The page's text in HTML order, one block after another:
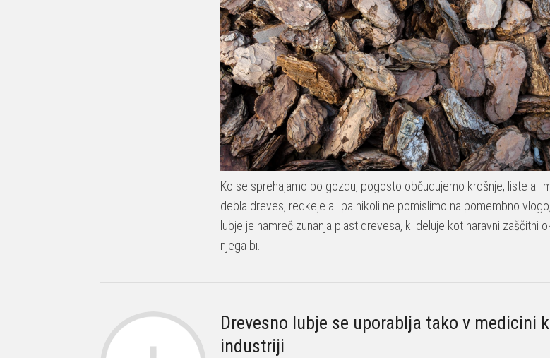
Ko se sprehajamo po gozdu, pogosto občudujemo krošnje, liste ali
debla dreves, redkeje ali pa nikoli ne pomislimo na pomembno
lubje je namreč zunanja plast drevesa, ki deluje kot naravni zaščitni
njega bi…
Drevesno lubje se uporablja tako v medicini
industriji